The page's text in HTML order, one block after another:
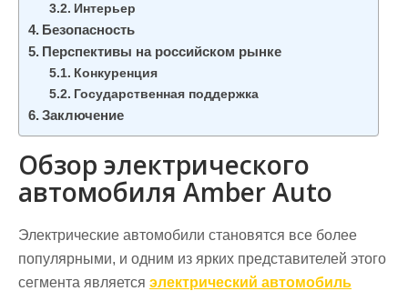
Интерьер
Безопасность
Перспективы на российском рынке
Конкуренция
Государственная поддержка
Заключение
Обзор электрического
автомобиля Amber Auto
Электрические автомобили становятся все более
популярными, и одним из ярких представителей этого
сегмента является электрический автомобиль